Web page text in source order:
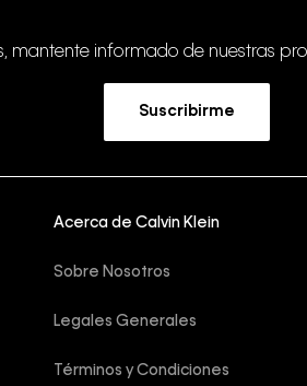
mantente informado de nuestras
Suscribirme
Acerca de Calvin Klein
Sobre Nosotros
Legales Generales
Términos y Condiciones